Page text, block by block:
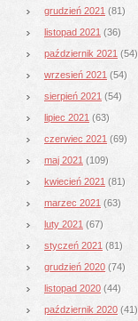
grudzień 2021 (81)
listopad 2021 (36)
październik 2021 (54)
wrzesień 2021 (54)
sierpień 2021 (54)
lipiec 2021 (63)
czerwiec 2021 (69)
maj 2021 (109)
kwiecień 2021 (81)
marzec 2021 (63)
luty 2021 (67)
styczeń 2021 (81)
grudzień 2020 (74)
listopad 2020 (44)
październik 2020 (41)